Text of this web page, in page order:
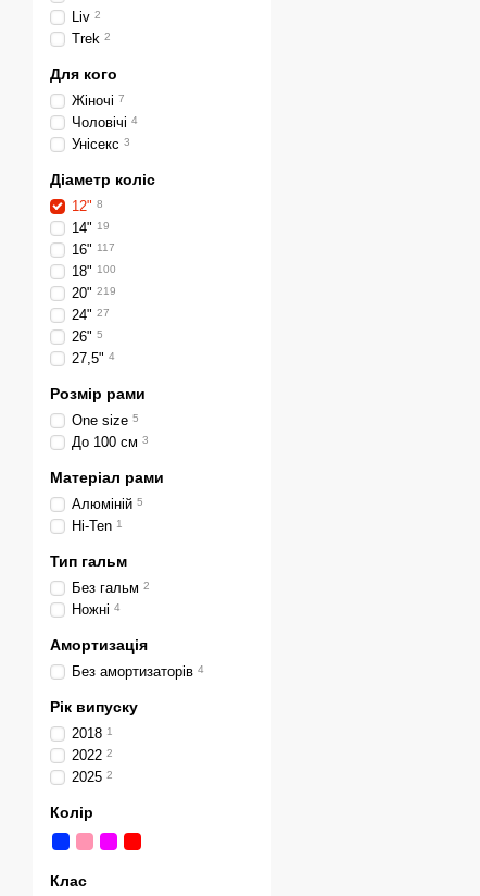
Liv 2
Trek 2
Для кого
Жіночі 7
Чоловічі 4
Унісекс 3
Діаметр коліс
12" 8
14" 19
16" 117
18" 100
20" 219
24" 27
26" 5
27,5" 4
Розмір рами
One size 5
До 100 см 3
Матеріал рами
Алюміній 5
Hi-Ten 1
Тип гальм
Без гальм 2
Ножні 4
Амортизація
Без амортизаторів 4
Рік випуску
2018 1
2022 2
2025 2
Колір
Клас